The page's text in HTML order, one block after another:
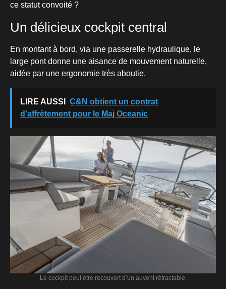
ce statut convoité ?
Un délicieux cockpit central
En montant à bord, via une passerelle hydraulique, le
large pont donne une aisance de mouvement naturelle,
aidée par une ergonomie très aboutie.
LIRE AUSSI
C&N obtient un contrat
d'affrètement pour le Maj Oceanic
Le cockpit peut être recouvert d’un auvent rétractable.